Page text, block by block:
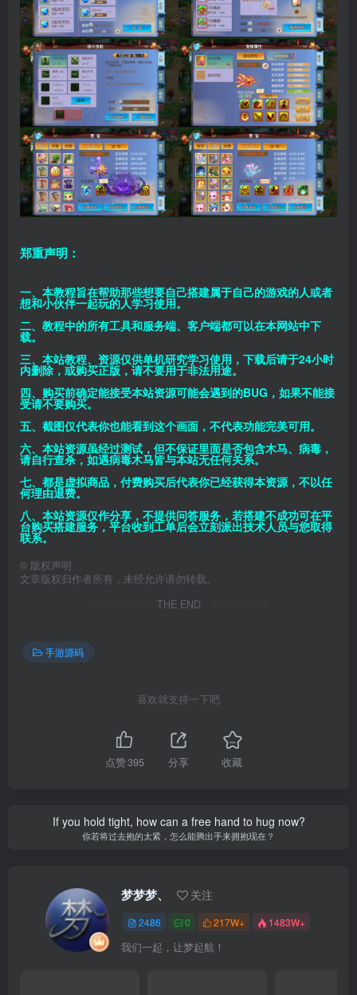
郑重声明：
一、本教程旨在帮助那些想要自己搭建属于自己的游戏的人或者
想和小伙伴一起玩的人学习使用。
二、教程中的所有工具和服务端、客户端都可以在本网站中下
载。
三、本站教程、资源仅供单机研究学习使用，下载后请于24小时
内删除，或购买正版，请不要用于非法用途。
四、购买前确定能接受本站资源可能会遇到的BUG，如果不能接
受请不要购买。
五、截图仅代表你也能看到这个画面，不代表功能完美可用。
六、本站资源虽经过测试，但不保证里面是否包含木马、病毒，
请自行查杀，如遇病毒木马皆与本站无任何关系。
七、都是虚拟商品，付费购买后代表你已经获得本资源，不以任
何理由退费。
八、本站资源仅作分享，不提供问答服务，若搭建不成功可在平
台购买搭建服务，平台收到工单后会立刻派出技术人员与您取得
联系。
© 版权声明
文章版权归作者所有，未经允许请勿转载。
THE END
手游源码
喜欢就支持一下吧
点赞395 分享 收藏
If you hold tight, how can a free hand to hug now?
你若将过去抱的太紧，怎么能腾出手来拥抱现在？
梦梦梦、 关注
2486 0 217W+ 1483W+
我们一起，让梦起航！